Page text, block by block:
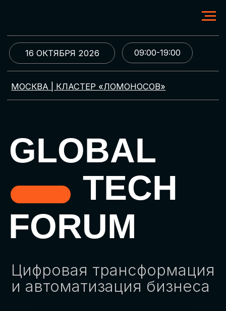
МОСКВА | КЛАСТЕР «ЛОМОНОСОВ»
GLOBAL
TECH
FORUM
Цифровая трансформация
и автоматизация бизнеса
ЗАРЕГИСТРИРОВАТЬСЯ
09:00-19:00
16 ОКТЯБРЯ 2026